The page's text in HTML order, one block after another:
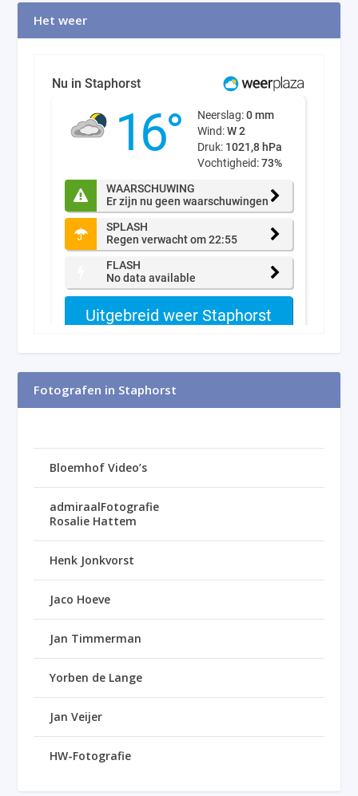
Het weer
Fotografen in Staphorst
Bloemhof Video’s
admiraalFotografie
Rosalie Hattem
Henk Jonkvorst
Jaco Hoeve
Jan Timmerman
Yorben de Lange
Jan Veijer
HW-Fotografie